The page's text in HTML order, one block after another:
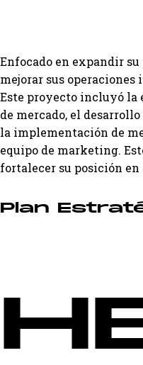
Enfocado en expandir
mejorar sus operaciones
Este proyecto incluyó la
de mercado, el
la implementación de
equipo de marketing.
fortalecer su posición en
Plan